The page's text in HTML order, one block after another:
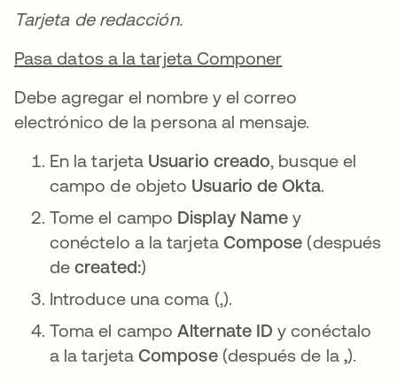
Tarjeta de redacción.
Pasa datos a la tarjeta Componer
Debe agregar el nombre y el correo
electrónico de la persona al mensaje.
En la tarjeta Usuario creado, busque el
campo de objeto Usuario de Okta.
Tome el campo Display Name y
conéctelo a la tarjeta Compose (después
decreated:)
Introduce una coma (,).
Toma el campoAlternate ID y conéctalo
a la tarjetaCompose(después de la ,).